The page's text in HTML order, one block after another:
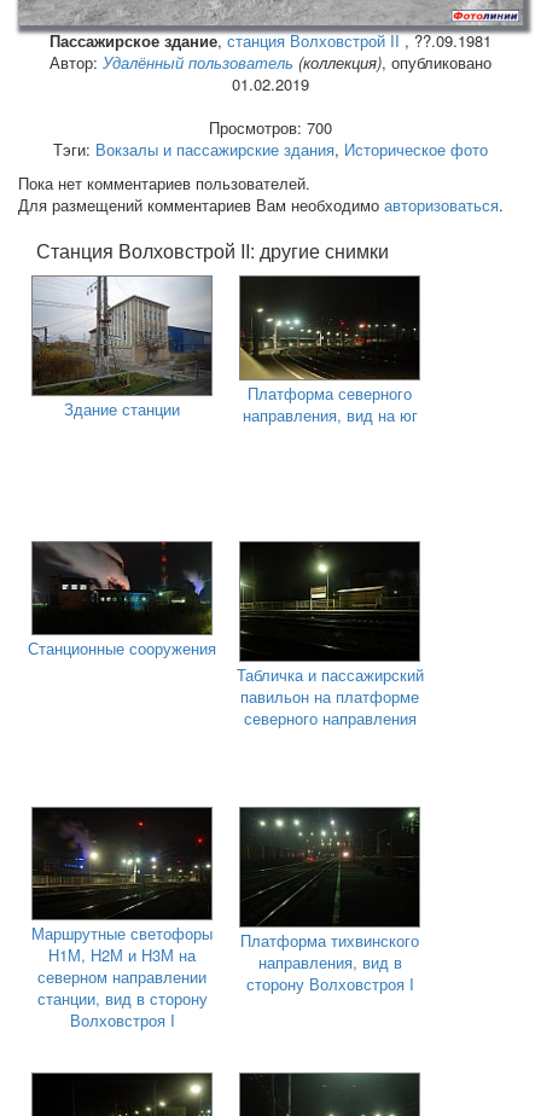
Пассажирское здание,станция Волховстрой II , ??.09.1981
Автор: Удалённый пользователь (коллекция), опубликовано
01.02.2019
Просмотров: 700
Тэги: Вокзалы и пассажирские здания, Историческое фото
Пока нет комментариев пользователей.
Для размещений комментариев Вам необходимо авторизоваться.
Станция Волховстрой II: другие снимки
Здание станции
Платформа северного
направления, вид на юг
Станционные сооружения
Табличка и пассажирский
павильон на платформе
северного направления
Маршрутные светофоры
Н1М, Н2М и Н3М на
северном направлении
станции, вид в сторону
Волховстроя I
Платформа тихвинского
направления, вид в
сторону Волховстроя I